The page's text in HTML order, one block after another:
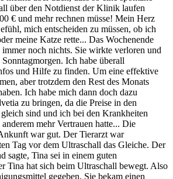
über den Notdienst der Klinik laufen
€ und mehr rechnen müsse! Mein Herz
mich entscheiden zu müssen, ob ich
meine Katze rette... Das Wochenende
noch nichts. Sie wirkte verloren und
Ich habe überall
und Hilfe zu finden. Um eine effektive
aber trotzdem den Rest des Monats
Ich habe mich dann doch dazu
zu bringen, da die Preise in den
sind und ich bei den Krankheiten
mehr Vertrauen hatte... Die
war gut. Der Tierarzt war
Tag vor dem Ultraschall das Gleiche. Der
sagte, Tina sei in einem guten
Tina hat sich beim Ultraschall bewegt. Also
gegeben. Sie bekam einen